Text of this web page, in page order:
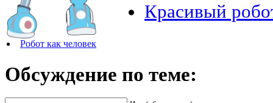
Робот как человек
Красивый
Обсуждение по теме: